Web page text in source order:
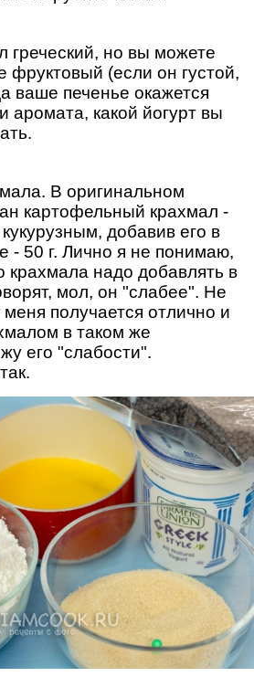
греческий, но вы можете
фруктовый (если он густой,
ваше печенье окажется
аромата, какой йогурт вы
В оригинальном
картофельный крахмал -
добавив его в
- 50 г. Лично я не понимаю,
крахмала надо добавлять в
мол, он "слабее". Не
получается отлично и
в таком же
его "слабости".